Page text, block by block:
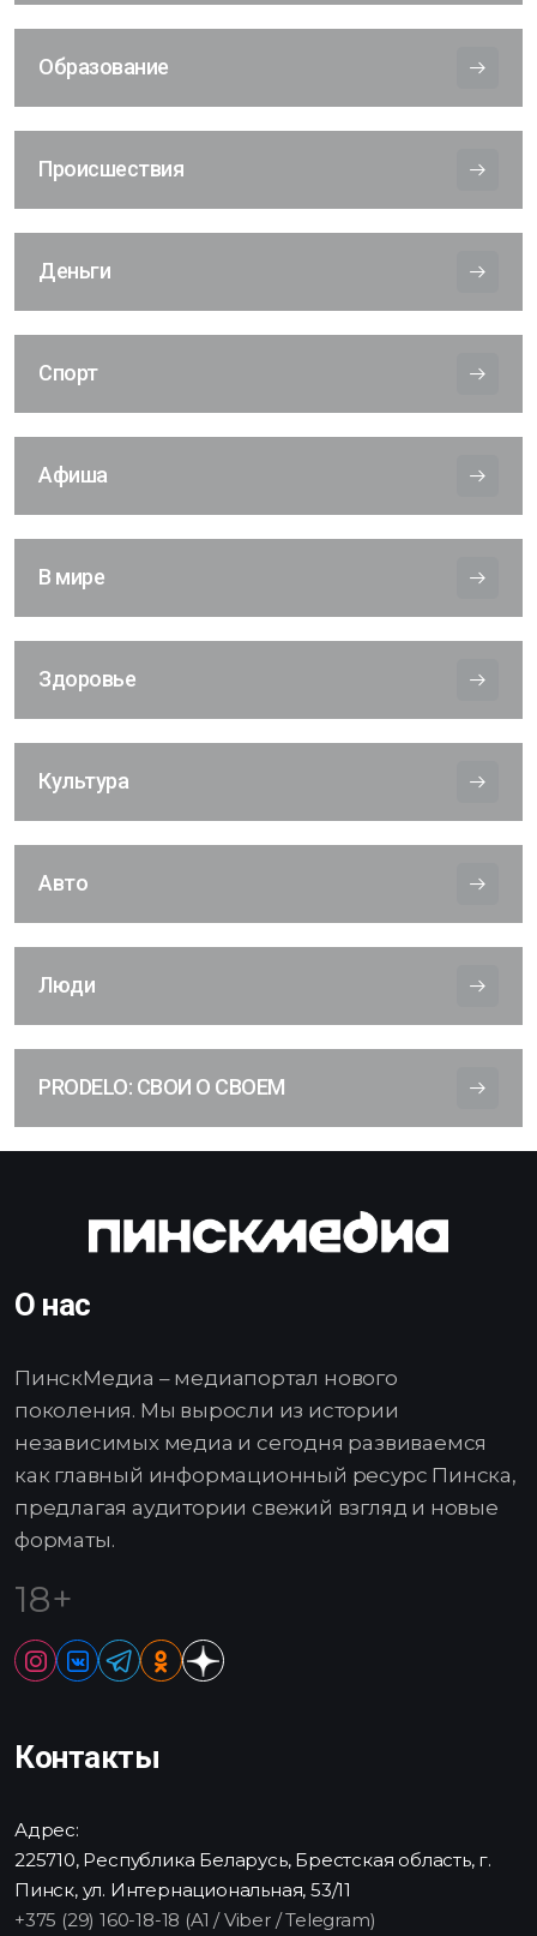
Образование
Происшествия
Деньги
Спорт
Афиша
В мире
Здоровье
Культура
Авто
Люди
PRODELO: СВОИ О СВОЕМ
О нас
ПинскМедиа – медиапортал нового
поколения. Мы выросли из истории
независимых медиа и сегодня развиваемся
как главный информационный ресурс Пинска,
предлагая аудитории свежий взгляд и новые
форматы.
18+
Контакты
Адрес:
225710, Республика Беларусь, Брестская область, г.
Пинск, ул. Интернациональная, 53/11
+375 (29) 160-18-18 (A1 / Viber / Telegram)